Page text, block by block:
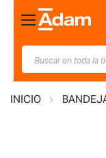
Toggle
Nav
INICIO